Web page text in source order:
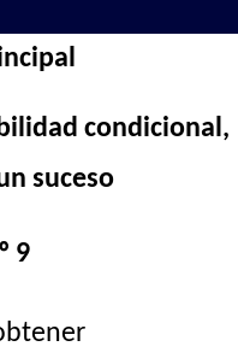
condicional,
suceso
9